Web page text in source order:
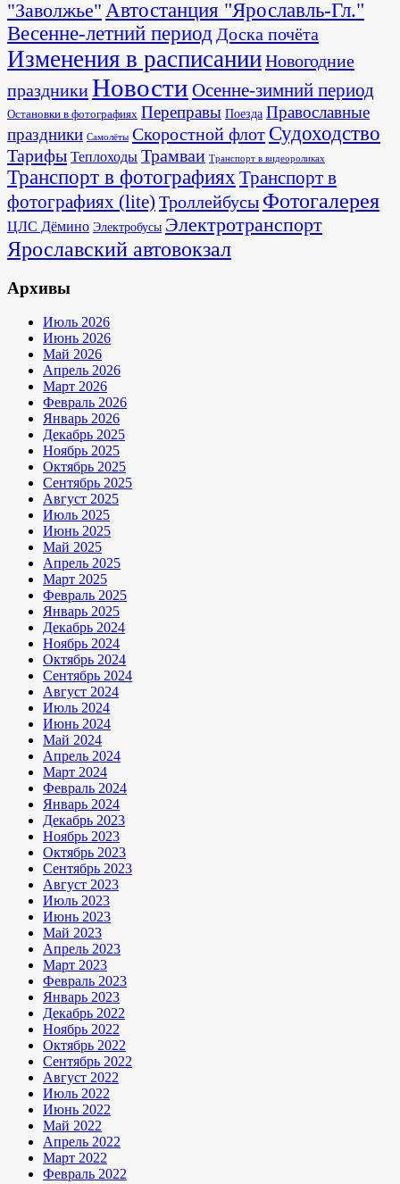
"Заволжье" Автостанция "Ярославль-Гл."
Весенне-летний период Доска почёта
Изменения в расписанииНовогодние
праздникиНовости Осенне-зимний период
Остановки в фотографиях Переправы Поезда Православные
праздники Самолёты Скоростной флот Судоходство
Тарифы Теплоходы Трамваи Транспорт в видеороликах
Транспорт в фотографияхТранспорт в
фотографиях (lite) Троллейбусы Фотогалерея
ЦЛС Дёмино Электробусы Электротранспорт
Ярославский автовокзал
Архивы
Июль 2026
Июнь 2026
Май 2026
Апрель 2026
Март 2026
Февраль 2026
Январь 2026
Декабрь 2025
Ноябрь 2025
Октябрь 2025
Сентябрь 2025
Август 2025
Июль 2025
Июнь 2025
Май 2025
Апрель 2025
Март 2025
Февраль 2025
Январь 2025
Декабрь 2024
Ноябрь 2024
Октябрь 2024
Сентябрь 2024
Август 2024
Июль 2024
Июнь 2024
Май 2024
Апрель 2024
Март 2024
Февраль 2024
Январь 2024
Декабрь 2023
Ноябрь 2023
Октябрь 2023
Сентябрь 2023
Август 2023
Июль 2023
Июнь 2023
Май 2023
Апрель 2023
Март 2023
Февраль 2023
Январь 2023
Декабрь 2022
Ноябрь 2022
Октябрь 2022
Сентябрь 2022
Август 2022
Июль 2022
Июнь 2022
Май 2022
Апрель 2022
Март 2022
Февраль 2022